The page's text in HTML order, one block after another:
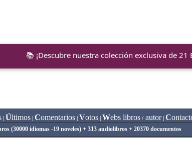
📚 ¡Descubre nuestra colección exclusiva de 21
| Últimos| Comentarios| Votos| Webs libros/autor| C
(30000 idiomas -19 noveles) + 313 audiolibros + 20370 documentos